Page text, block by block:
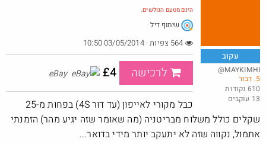
באג? רק לפריים - משלוח חינם ללא הגבלת 49$
@No_but_yeah_but_no_
34 · 107· 3240
Amazon
עקוב
@MAYKIMHI
5. דַבּוּר
610 נקודות
13 עוקבים
הינם מטעם הגולשים.
שיתוף דיל
לרכישה £4
eBay
כבל מקורי לאייפון (עד דור 4S) בפחות מ-25
שקלים כולל משלוח מבריטניה (מה שאומר שזה יגיע מהר) הזמנתי
אתמול, נקווה שזה לא יתעקב יותר מידי בדואר...